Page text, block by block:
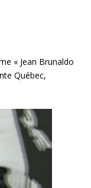
« Jean Brunaldo
Québec,